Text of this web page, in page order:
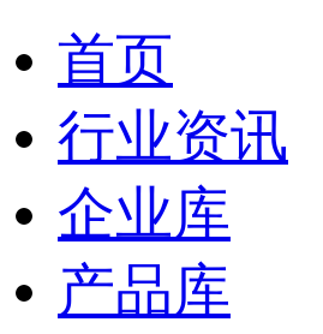
首页
行业资讯
企业库
产品库